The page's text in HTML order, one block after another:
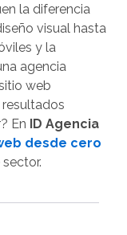
la diferencia
visual hasta
y la
agencia
web
En ID Agencia
desde cero